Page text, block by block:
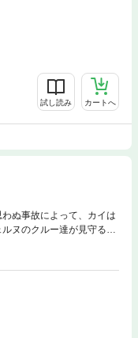
試し読み カートへ
ぬ事故によって、カイは
ヌのクルー達が見守るな
れた人格は十三歳の時の
で頑固なカイとは違い、
せる。三四郎はこの対照
み、そして、ある選択を